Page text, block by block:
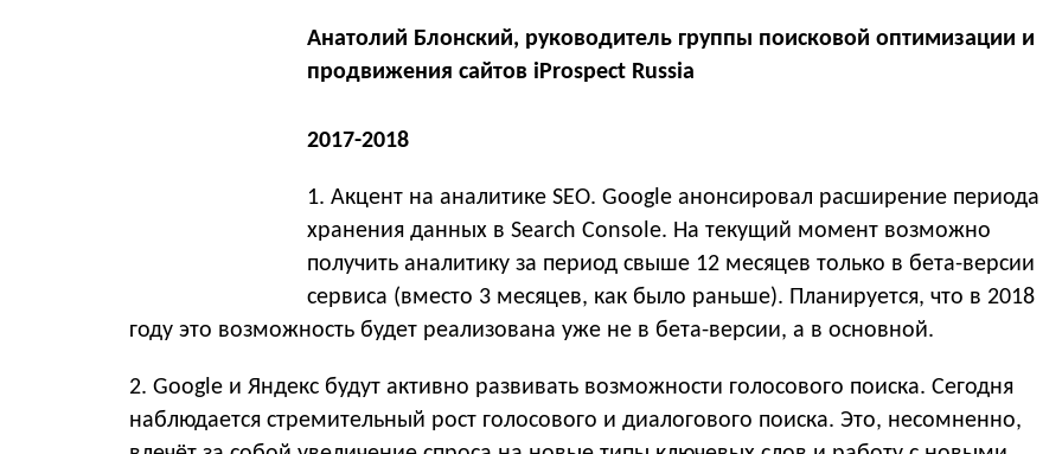
Анатолий Блонский, руководитель группы поисковой оптимизации и
продвижения сайтов iProspect Russia
2017-2018
1. Акцент на аналитике SEO. Google анонсировал расширение периода
хранения данных в Search Console. На текущий момент возможно
получить аналитику за период свыше 12 месяцев только в бета-версии
сервиса (вместо 3 месяцев, как было раньше). Планируется, что в 2018
году это возможность будет реализована уже не в бета-версии, а в основной.
2. Google и Яндекс будут активно развивать возможности голосового поиска. Сегодня
наблюдается стремительный рост голосового и диалогового поиска. Это, несомненно,